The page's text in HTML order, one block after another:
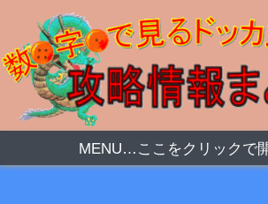
MENU…ここをクリックで